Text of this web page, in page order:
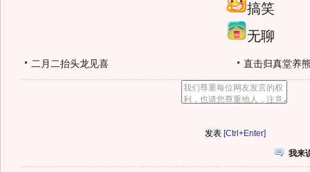
搞笑
无聊
二月二抬头龙见喜 直击归真堂养
[Ctrl+Enter]
我来